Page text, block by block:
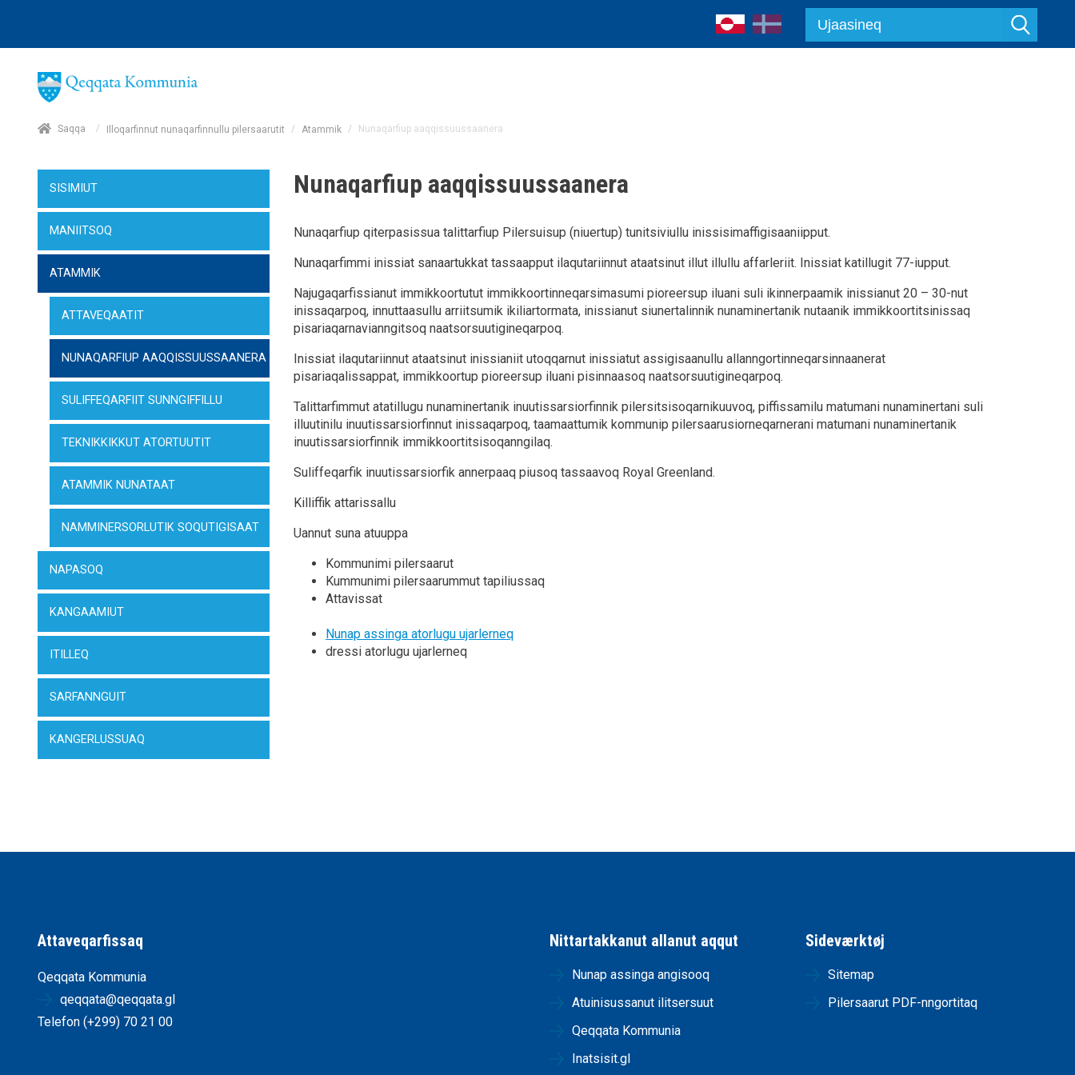
Saqqa / Illoqarfinnut nunaqarfinnullu pilersaarutit / Atammik / Nunaqarfiup aaqqissuussaanera
SISIMIUT
MANIITSOQ
ATAMMIK
ATTAVEQAATIT
NUNAQARFIUP AAQQISSUUSSAANERA
SULIFFEQARFIIT SUNNGIFFILLU
TEKNIKKIKKUT ATORTUUTIT
ATAMMIK NUNATAAT
NAMMINERSORLUTIK SOQUTIGISAAT
NAPASOQ
KANGAAMIUT
ITILLEQ
SARFANNGUIT
KANGERLUSSUAQ
Nunaqarfiup aaqqissuussaanera
Nunaqarfiup qiterpasissua talittarfiup Pilersuisup (niuertup) tunitsiviullu inissisimaffigisaaniipput.
Nunaqarfimmi inissiat sanaartukkat tassaapput ilaqutariinnut ataatsinut illut illullu affarleriit. Inissiat katillugit 77-iupput.
Najugaqarfissianut immikkoortutut immikkoortinneqarsimasumi pioreersup iluani suli ikinnerpaamik inissianut 20 – 30-nut
inissaqarpoq, innuttaasullu arriitsumik ikiliartormata, inissianut siunertalinnik nunaminertanik nutaanik immikkoortitsinissaq
pisariaqarnavianngitsoq naatsorsuutigineqarpoq.
Inissiat ilaqutariinnut ataatsinut inissianiit utoqqarnut inissiatut assigisaanullu allanngortinneqarsinnaanerat
pisariaqalissappat, immikkoortup pioreersup iluani pisinnaasoq naatsorsuutigineqarpoq.
Talittarfimmut atatillugu nunaminertanik inuutissarsiorfinnik pilersitsisoqarnikuuvoq, piffissamilu matumani nunaminertani suli
illuutinilu inuutissarsiorfinnut inissaqarpoq, taamaattumik kommunip pilersaarusiorneqarnerani matumani nunaminertanik
inuutissarsiorfinnik immikkoortitsisoqanngilaq.
Suliffeqarfik inuutissarsiorfik annerpaaq piusoq tassaavoq Royal Greenland.
Killiffik attarissallu
Uannut suna atuuppa
Kommunimi pilersaarut
Kummunimi pilersaarummut tapiliussaq
Attavissat
Nunap assinga atorlugu ujarlerneq
dressi atorlugu ujarlerneq
Attaveqarfissaq
Qeqqata Kommunia
qeqqata@qeqqata.gl
Telefon (+299) 70 21 00
Nittartakkanut allanut aqqut
Nunap assinga angisooq
Atuinisussanut ilitsersuut
Qeqqata Kommunia
Inatsisit.gl
Sideværktøj
Sitemap
Pilersaarut PDF-nngortitaq